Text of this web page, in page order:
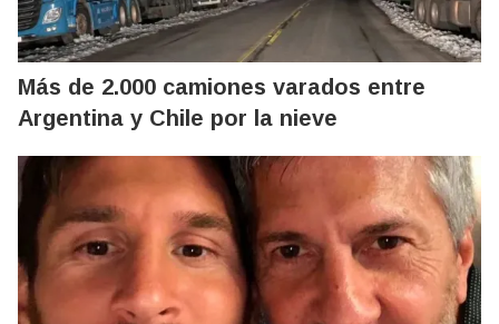
Más de 2.000 camiones varados entre
Argentina y Chile por la nieve